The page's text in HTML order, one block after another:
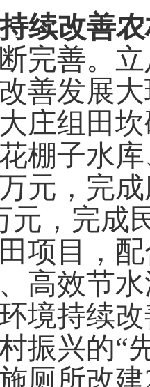
持续改善
完善。
善发展
庄组田
棚子水
元，完
元，完成
项目，
高效节
境持续
振兴的“
厕所改建